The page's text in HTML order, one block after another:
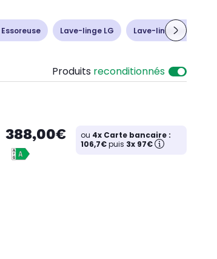
Lave-linge LG Lave-linge pro
Produits reconditionnés
388,00€ ou 4x Carte bancaire :
106,7€puis 3x 97€